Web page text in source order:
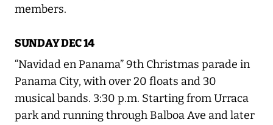
members.
SUNDAY DEC 14
“Navidad en Panama” 9th Christmas parade in
Panama City, with over 20 floats and 30
musical bands. 3:30 p.m. Starting from Urraca
park and running through Balboa Ave and later